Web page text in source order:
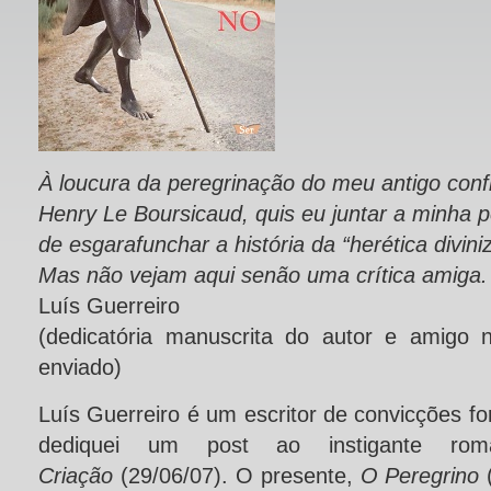
À loucura da peregrinação do meu antigo
Henry Le Boursicaud, quis eu juntar a minha
de esgarafunchar a história da “herética
Mas não vejam aqui senão uma crítica amiga.
Luís Guerreiro
(dedicatória manuscrita do autor e amigo
enviado)
Luís Guerreiro é um escritor de convicções
dediquei um post ao instigante
Criação (29/06/07). O presente, O Peregrino